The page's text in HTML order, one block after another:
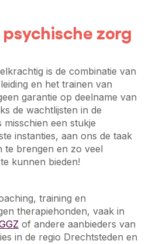
zorg
is de combinatie van
en het trainen van
garantie op deelname van
de wachtlijsten in de
een stukje
instanties, aan ons de taak
te brengen en zo veel
kunnen bieden!
training en
therapiehonden, vaak in
of andere aanbieders van
in de regio Drechtsteden en